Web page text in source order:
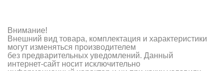
Внимание!
Внешний вид товара, комплектация и характеристики
могут изменяться производителем
без предварительных уведомлений. Данный
интернет-сайт носит исключительно